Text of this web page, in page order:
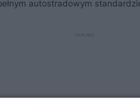
autostradowym